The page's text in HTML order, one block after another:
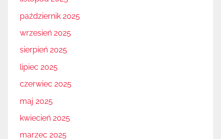
październik 2025
wrzesień 2025
sierpień 2025
lipiec 2025
czerwiec 2025
maj 2025
kwiecień 2025
marzec 2025